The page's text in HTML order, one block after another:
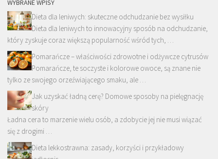
WYBRANE WPISY
Dieta dla leniwych: skuteczne odchudzanie bez wysiłku
Dieta dla leniwych to innowacyjny sposób na odchudzanie,
który zyskuje coraz większą popularność wśród tych, …
Pomarańcze – właściwości zdrowotne i odżywcze cytrusów
Pomarańcze, te soczyste i kolorowe owoce, są znane nie
tylko ze swojego orzeźwiającego smaku, ale …
Jak uzyskać ładną cerę? Domowe sposoby na pielęgnację
skóry
Ładna cera to marzenie wielu osób, a zdobycie jej nie musi wiązać
się z drogimi …
Dieta lekkostrawna: zasady, korzyści i przykładowy